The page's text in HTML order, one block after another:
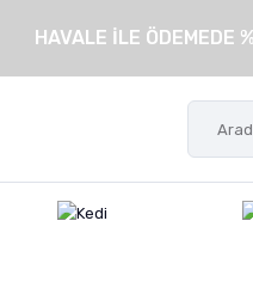
HAVALE İLE ÖDEMEDE